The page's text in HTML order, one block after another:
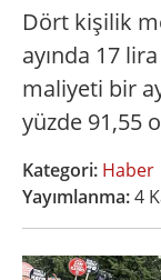
Dört kişilik
ayında 17
maliyeti bir
yüzde 91,55
Kategori: Haber
Yayımlanma:4